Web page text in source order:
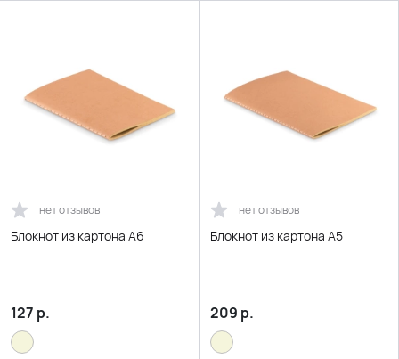
нет отзывов
Блокнот из картона А6
127 р.
нет отзывов
Блокнот из картона А5
209 р.